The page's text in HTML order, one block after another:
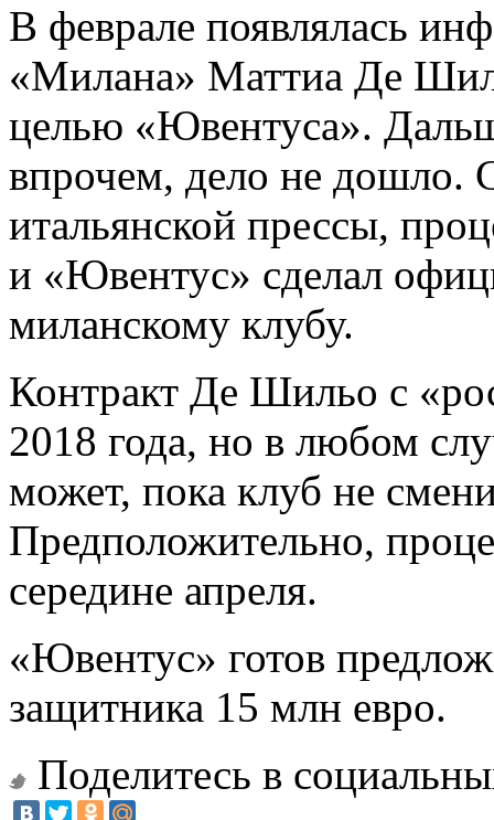
В феврале появлялась
«Милана» Маттиа Де
целью «Ювентуса».
впрочем, дело не дошло.
итальянской прессы,
и «Ювентус» сделал
миланскому клубу.
Контракт Де Шильо с
2018 года, но в любом
может, пока клуб не
Предположительно,
середине апреля.
«Ювентус» готов
защитника 15 млн евро.
Поделитесь в